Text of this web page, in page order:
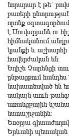
նորարար է թե´
բառերի
որոնք
է Սուվարյանն ու
հիմնականում
կյանքի և աշխարհի
հավերժական են։
Եղիշե Չարենցի
ընթացքում հանդես
նախատեսված են
սակայն տուն-
առանցքային
նստաշրջանին։
Եռօրյա
Երևանի պետական